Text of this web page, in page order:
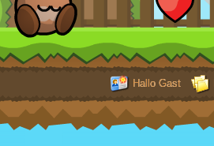
Hallo Gast